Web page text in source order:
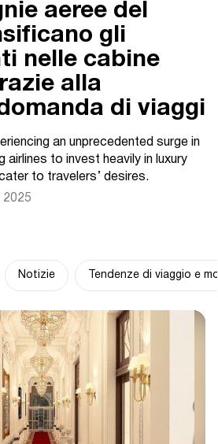
aeree del
gli
nelle cabine
alla
di viaggi
an unprecedented surge in
airlines to invest heavily in luxury
to travelers’ desires.
2025
Notizie Tendenze di viaggio e